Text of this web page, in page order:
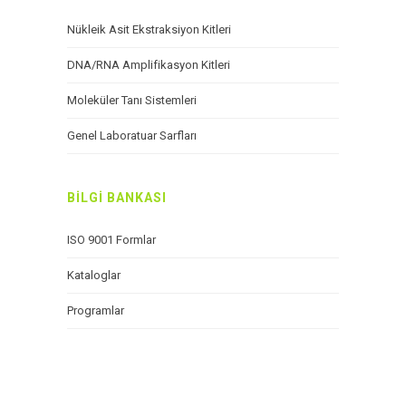
Nükleik Asit Ekstraksiyon Kitleri
DNA/RNA Amplifikasyon Kitleri
Moleküler Tanı Sistemleri
Genel Laboratuar Sarfları
BİLGİ BANKASI
ISO 9001 Formlar
Kataloglar
Programlar